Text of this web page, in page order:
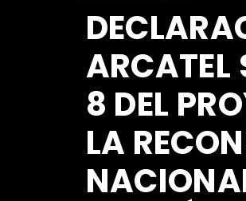
ARCATEL
8 DEL
LA